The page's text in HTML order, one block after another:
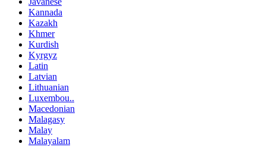
Kannada
Kazakh
Khmer
Kurdish
Kyrgyz
Latin
Latvian
Lithuanian
Luxembou..
Macedonian
Malagasy
Malay
Malayalam